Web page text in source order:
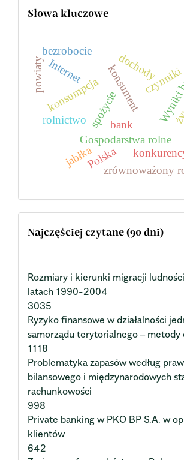
Słowa kluczowe
konsument
Gospodarstwa rolne
spożycie
rolnictwo
Polska
konsumpcja czynniki
Internet
jabłka
dochody
zrównoważony
bezrobocie
bank
powiaty
Najczęściej czytane (90 dni)
Rozmiary i kierunki migracji
latach 1990-2004
3035
Ryzyko finansowe w działalności
samorządu terytorialnego – metody
1118
Problematyka zapasów według
bilansowego i międzynarodowych
rachunkowości
998
Private banking w PKO BP S.A. w
klientów
642